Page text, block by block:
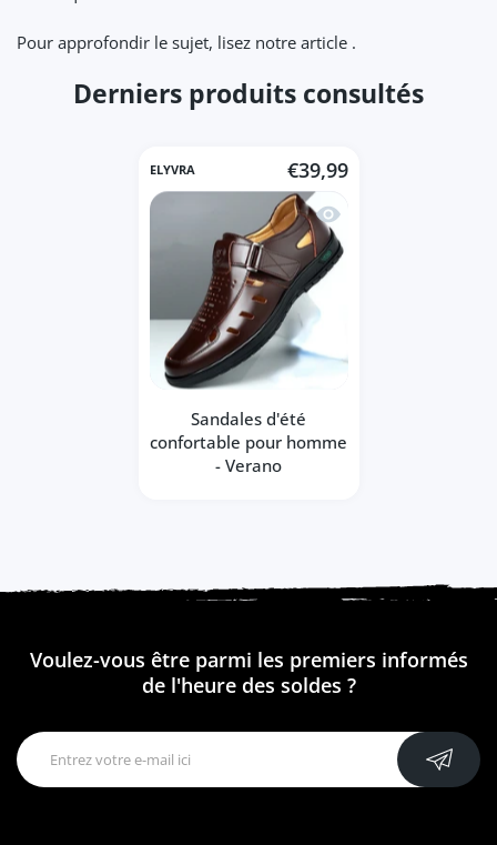
Pour approfondir le sujet, lisez notre article .
Derniers produits consultés
ELYVRA €39,99
Aperçu rapide
Sandales d'été
confortable pour homme
- Verano
Voulez-vous être parmi les premiers informés
de l'heure des soldes ?